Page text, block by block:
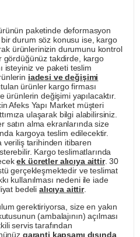
paketinde deformasyon
durum söz konusu ise, kargo
ürünlerinizin durumunu kontrol
gördüğünüz takdirde, kargo
isteyiniz ve paketi teslim
iadesi ve değişimi
ürünler kargo firması
ürünlerin değişimi yapılacaktır.
Afeks Yapı Market müşteri
ulaşarak bilgi alabilirsiniz.
satın alma ekranlarında size
kargoya teslim edilecektir.
veriliş tarihinden itibaren
Kargo teslimatlarında
ek ücretler alıcıya aittir. 30
gerçekleşmektedir ve teslimat
kullanılması nedeni ile iade
bedeli alıcıya aittir.
gerektiriyorsa, size en yakın
(ambalajının) açılması
servis tarafından
garanti kapsamı dışında